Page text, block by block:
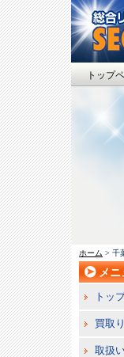
トップ
ホーム > 千
メニ
トッ
買取
取扱